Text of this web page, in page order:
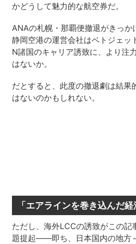
かどうして魅力的な航空券だ。
ANAの札幌・那覇便撤退がきっか
静岡空港の運営会社はベトジェッ
N諸国のキャリア誘致に、より注
はないか。
だとすると、此度の撤退劇は結果
はないのかもしれない。
「エアラインを巻き込んだ
ただし、海外LCCの誘致がこの記
題提起―—即ち、日本国内の地方